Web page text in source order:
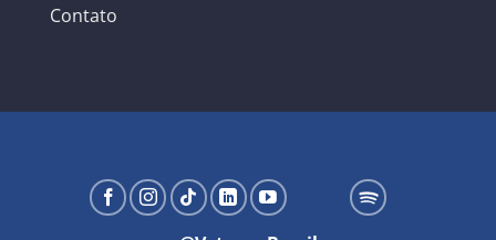
Contato